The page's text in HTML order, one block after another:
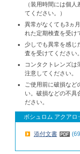
（装用時間には個
てください。）
異常がなくても3ヵ
れた定期検査を受け
少しでも異常を感じ
査を受けてください。
コンタクトレンズは
注意してください。
ご使用前に破損など
い。破損などの不具
ださい。
ボシュロム アクアロ
添付文書